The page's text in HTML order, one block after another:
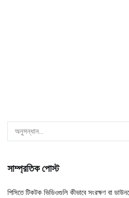
জন্য
করুন:
সাম্প্রতিক পোস্ট
পিসিতে টিকটক ভিডিওগুলি কীভাবে সংরক্ষণ বা